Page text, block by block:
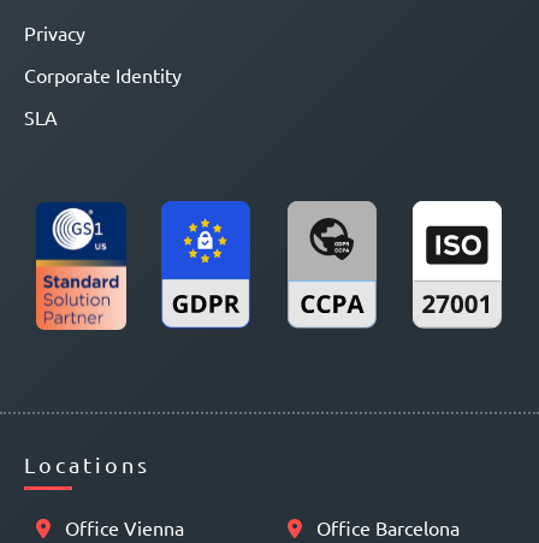
Privacy
Corporate Identity
SLA
Locations
Office Vienna Office Barcelona